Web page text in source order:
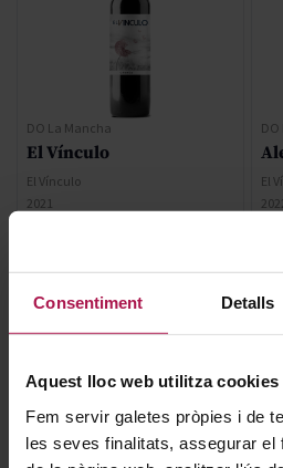
Consentiment Detalls
Aquest lloc web utilitza cookies
Fem servir galetes pròpies i de
les seves finalitats, assegurar el
DO La Mancha
El Vínculo
El Vínculo
2021
13,65 €
AFEGIR
El